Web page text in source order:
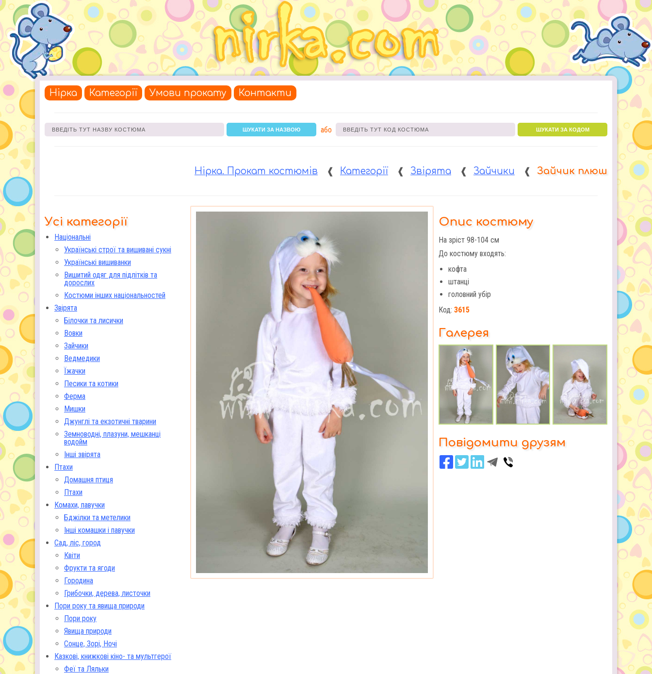
Нірка Категорії Умови прокату Контакти
ШУКАТИ ЗА НАЗВОЮ або ШУКАТИ ЗА КОДОМ
Нірка. Прокат костюмів ❰ Категорії ❰ Звірята ❰ Зайчики ❰ Зайчик плюш
Усі категорії
Національні
Українські строї та вишивані сукні
Українські вишиванки
Вишитий одяг для підлітків та
дорослих
Костюми інших національностей
Звірята
Білочки та лисички
Вовки
Зайчики
Ведмедики
Їжачки
Песики та котики
Ферма
Мишки
Джунглі та екзотичні тварини
Земноводні, плазуни, мешканці
водойм
Інші звірята
Птахи
Домашня птиця
Птахи
Комахи, павучки
Бджілки та метелики
Інші комашки і павучки
Сад, ліс, город
Квіти
Фрукти та ягоди
Городина
Грибочки, дерева, листочки
Пори року та явища природи
Пори року
Явища природи
Сонце, Зорі, Ночі
Казкові, книжкові кіно- та мультгерої
Феї та Ляльки
Опис костюму
На зріст 98-104 см
До костюму входять:
кофта
штанці
головний убір
Код: 3615
Галерея
Повідомити друзям